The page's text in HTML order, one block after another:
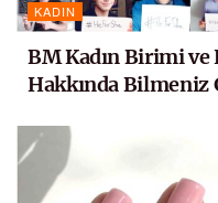
KADIN
BM Kadın Birimi ve
Hakkında Bilmeniz